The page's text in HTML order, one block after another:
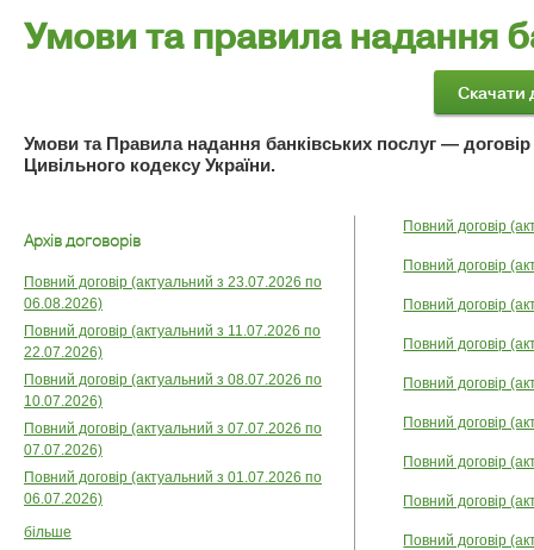
Умови та правила надання
Умови та Правила надання банківських послуг —
Цивільного кодексу України.
Архів договорів
Повний договір (актуальний з 23.07.2026 по
06.08.2026)
Повний договір (актуальний з 11.07.2026 по
22.07.2026)
Повний договір (актуальний з 08.07.2026 по
10.07.2026)
Повний договір (актуальний з 07.07.2026 по
07.07.2026)
Повний договір (актуальний з 01.07.2026 по
06.07.2026)
більше
Повний договір
Повний договір
Повний договір
Повний договір
Повний договір
Повний договір
Повний договір
Повний договір
Повний договір